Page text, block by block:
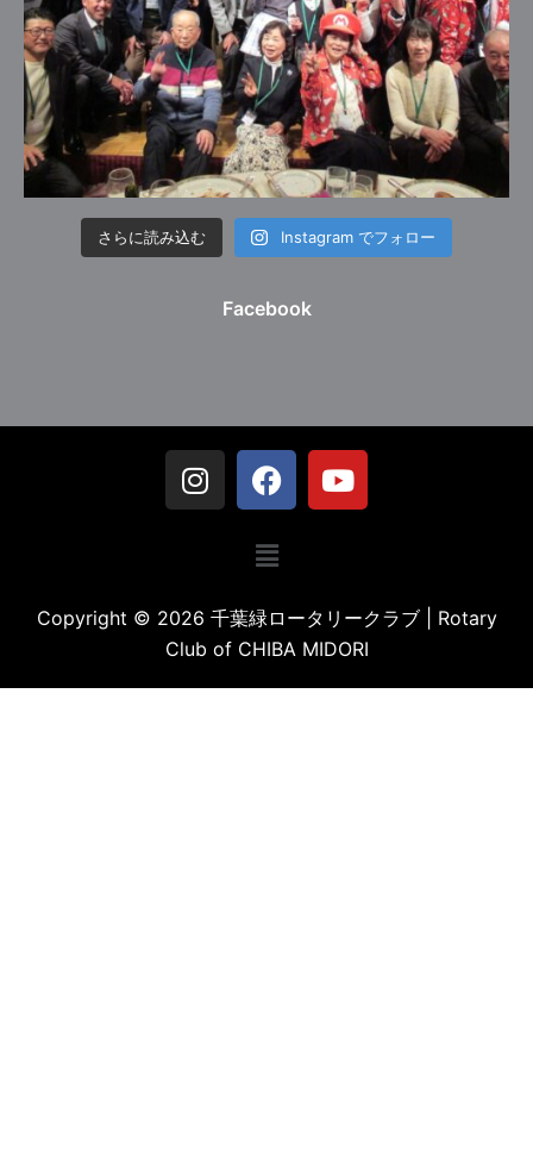
さらに読み込む Instagram でフォロー
Facebook
Copyright © 2026 千葉緑ロータリークラブ | Rotary
Club of CHIBA MIDORI